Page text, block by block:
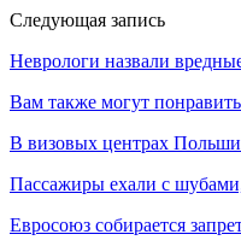
Следующая запись
Неврологи назвали
Вам также могут
В визовых центрах Польши
Пассажиры ехали с
Евросоюз собирается